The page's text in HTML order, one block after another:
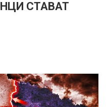
СТАВАТ